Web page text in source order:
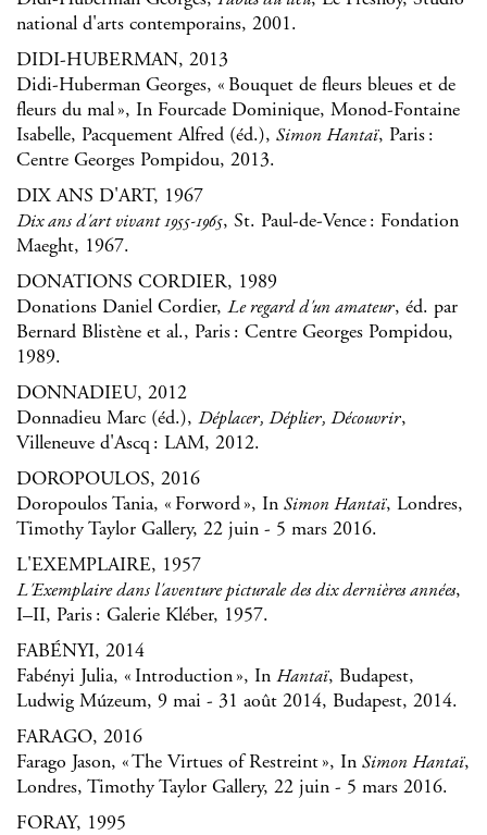
national d'arts contemporains, 2001.
DIDI-HUBERMAN, 2013
Didi-Huberman Georges, « Bouquet de fleurs bleues et de
fleurs du mal », In Fourcade Dominique, Monod-Fontaine
Isabelle, Pacquement Alfred (éd.), Simon Hantaï, Paris :
Centre Georges Pompidou, 2013.
DIX ANS D'ART, 1967
Dix ans d'art vivant 1955-1965, St. Paul-de-Vence : Fondation
Maeght, 1967.
DONATIONS CORDIER, 1989
Donations Daniel Cordier, Le regard d'un amateur, éd. par
Bernard Blistène et al., Paris : Centre Georges Pompidou,
1989.
DONNADIEU, 2012
Donnadieu Marc (éd.), Déplacer, Déplier, Découvrir,
Villeneuve d'Ascq : LAM, 2012.
DOROPOULOS, 2016
Doropoulos Tania, « Forword », In Simon Hantaï, Londres,
Timothy Taylor Gallery, 22 juin - 5 mars 2016.
L'EXEMPLAIRE, 1957
L'Exemplaire dans l'aventure picturale des dix dernières années,
I–II, Paris : Galerie Kléber, 1957.
FABÉNYI, 2014
Fabényi Julia, « Introduction », In Hantaï, Budapest,
Ludwig Múzeum, 9 mai - 31 août 2014, Budapest, 2014.
FARAGO, 2016
Farago Jason, « The Virtues of Restreint », In Simon Hantaï,
Londres, Timothy Taylor Gallery, 22 juin - 5 mars 2016.
FORAY, 1995